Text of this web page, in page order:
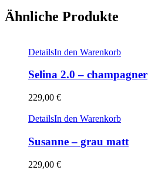
Ähnliche Produkte
DetailsIn den Warenkorb
Selina 2.0 – champagner
229,00 €
DetailsIn den Warenkorb
Susanne – grau matt
229,00 €